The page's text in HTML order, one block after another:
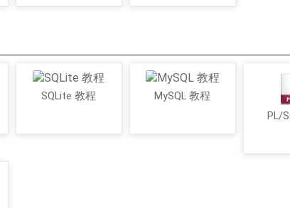
SQLite 教程
MySQL 教程
PL/